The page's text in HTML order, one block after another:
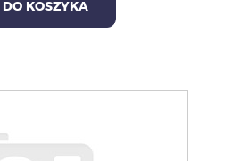
DO KOSZYKA